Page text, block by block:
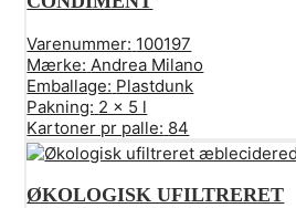
Varenummer: 100197
Mærke: Andrea Milano
Emballage: Plastdunk
Pakning: 2 x 5 l
Kartoner pr palle: 84
ØKOLOGISK UFILTRERET